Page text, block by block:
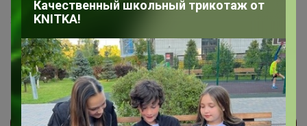
29 февраля, 2024 15:57
Качественный школьный трикотаж от
KNITKA!